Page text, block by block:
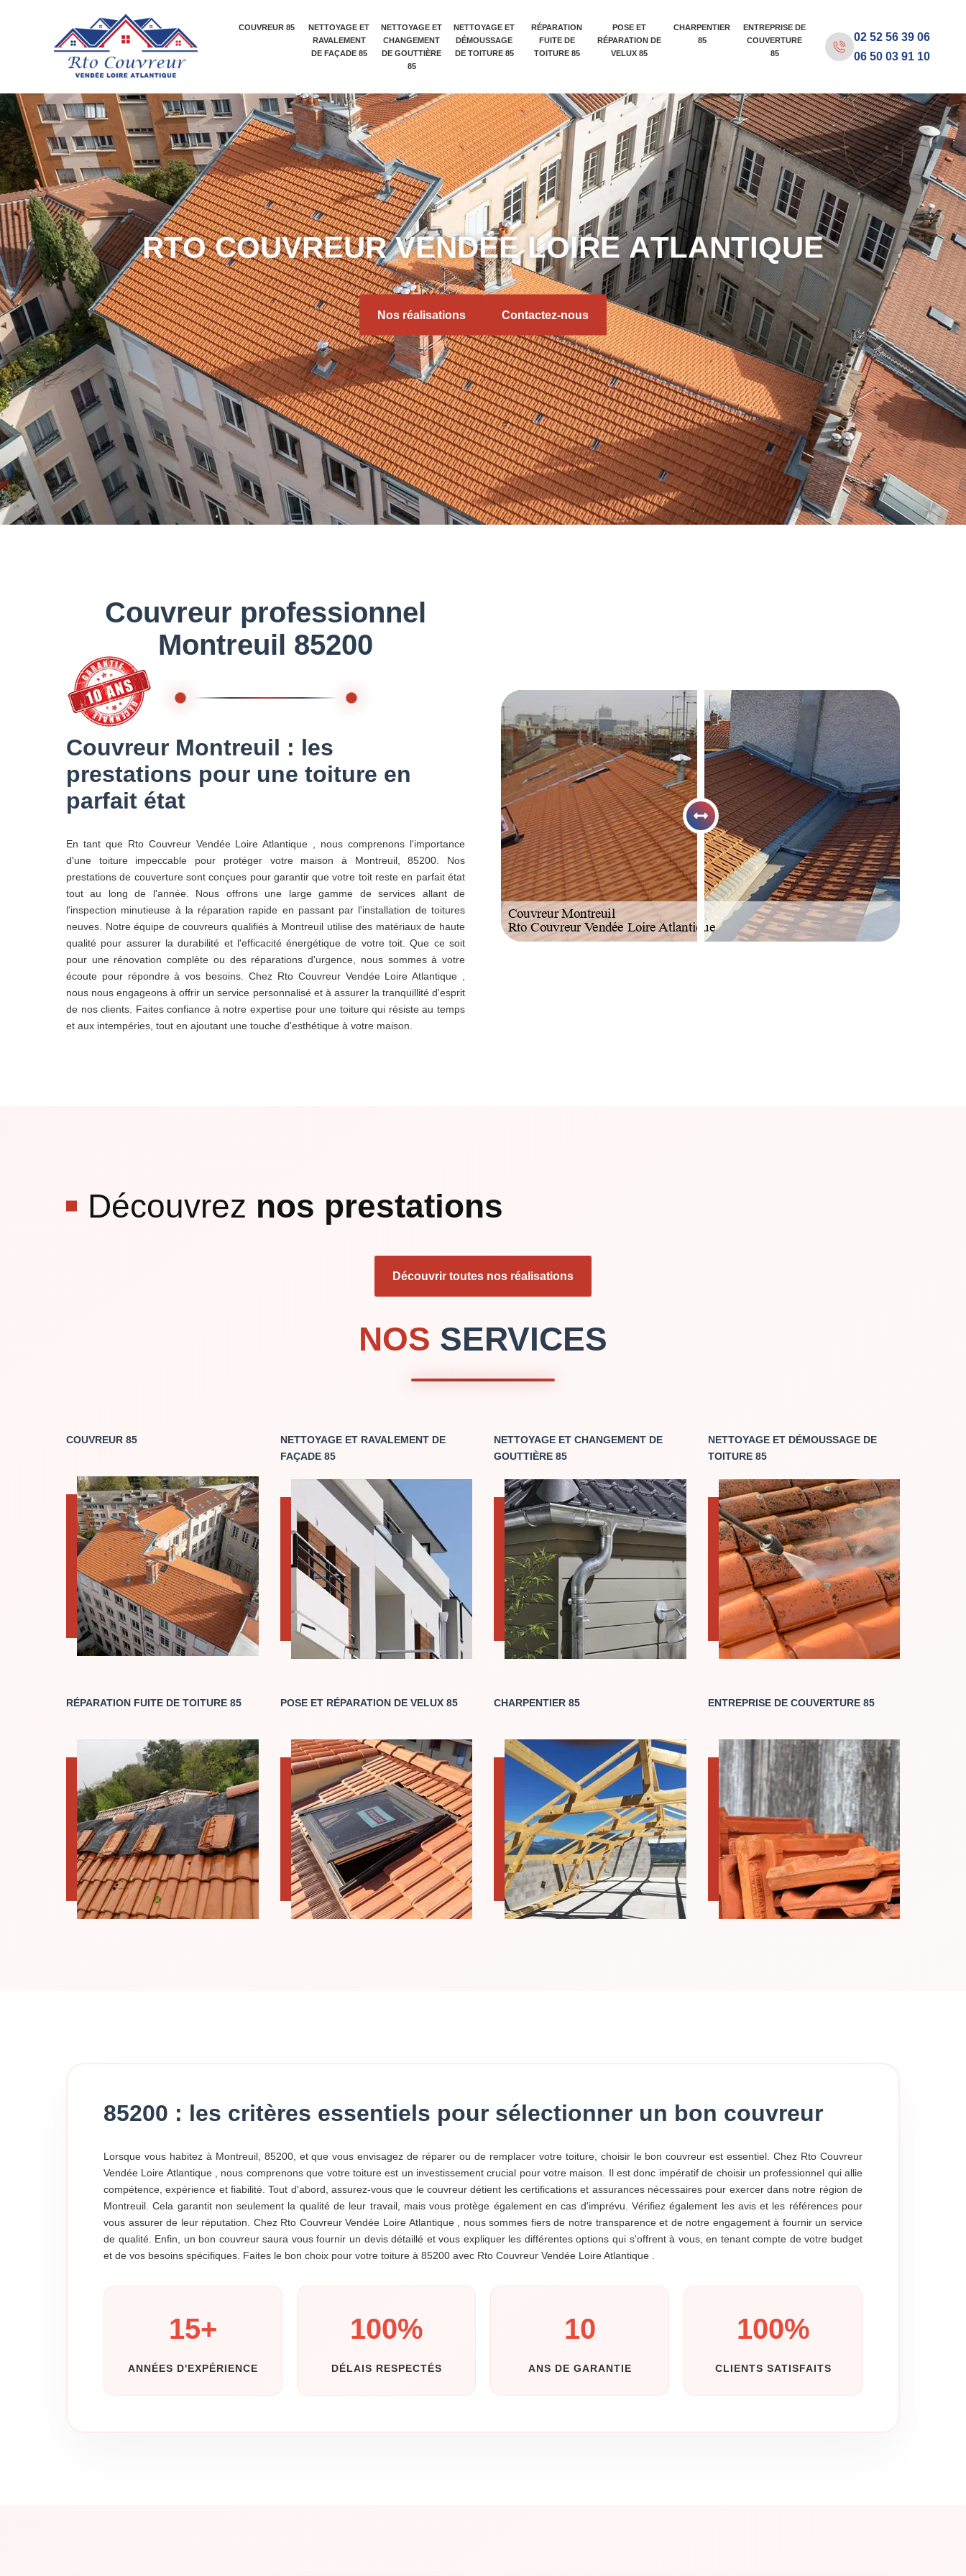
COUVREUR 85
NETTOYAGE ET
RAVALEMENT
DE FAÇADE 85
NETTOYAGE ET
CHANGEMENT
DE GOUTTIÈRE
85
NETTOYAGE ET
DÉMOUSSAGE
DE TOITURE 85
RÉPARATION
FUITE DE
TOITURE 85
POSE ET
RÉPARATION DE
VELUX 85
CHARPENTIER
85
ENTREPRISE DE
COUVERTURE
85
02 52 56 39 06
06 50 03 91 10
RTO COUVREUR VENDÉE LOIRE ATLANTIQUE
Nos réalisations Contactez-nous
Couvreur professionnel
Montreuil 85200
Couvreur Montreuil : les
prestations pour une toiture en
parfait état
En tant que Rto Couvreur Vendée Loire Atlantique , nous comprenons l'importance
d'une toiture impeccable pour protéger votre maison à Montreuil, 85200. Nos
prestations de couverture sont conçues pour garantir que votre toit reste en parfait état
tout au long de l'année. Nous offrons une large gamme de services allant de
l'inspection minutieuse à la réparation rapide en passant par l'installation de toitures
neuves. Notre équipe de couvreurs qualifiés à Montreuil utilise des matériaux de haute
qualité pour assurer la durabilité et l'efficacité énergétique de votre toit. Que ce soit
pour une rénovation complète ou des réparations d'urgence, nous sommes à votre
écoute pour répondre à vos besoins. Chez Rto Couvreur Vendée Loire Atlantique ,
nous nous engageons à offrir un service personnalisé et à assurer la tranquillité d'esprit
de nos clients. Faites confiance à notre expertise pour une toiture qui résiste au temps
et aux intempéries, tout en ajoutant une touche d'esthétique à votre maison.
Découvrez nos prestations
Découvrir toutes nos réalisations
NOS SERVICES
COUVREUR 85
NETTOYAGE ET RAVALEMENT DE
FAÇADE 85
NETTOYAGE ET CHANGEMENT DE
GOUTTIÈRE 85
NETTOYAGE ET DÉMOUSSAGE DE
TOITURE 85
RÉPARATION FUITE DE TOITURE 85 POSE ET RÉPARATION DE VELUX 85 CHARPENTIER 85 ENTREPRISE DE COUVERTURE 85
85200 : les critères essentiels pour sélectionner un bon couvreur
Lorsque vous habitez à Montreuil, 85200, et que vous envisagez de réparer ou de remplacer votre toiture, choisir le bon couvreur est essentiel. Chez Rto Couvreur
Vendée Loire Atlantique , nous comprenons que votre toiture est un investissement crucial pour votre maison. Il est donc impératif de choisir un professionnel qui allie
compétence, expérience et fiabilité. Tout d'abord, assurez-vous que le couvreur détient les certifications et assurances nécessaires pour exercer dans notre région de
Montreuil. Cela garantit non seulement la qualité de leur travail, mais vous protège également en cas d'imprévu. Vérifiez également les avis et les références pour
vous assurer de leur réputation. Chez Rto Couvreur Vendée Loire Atlantique , nous sommes fiers de notre transparence et de notre engagement à fournir un service
de qualité. Enfin, un bon couvreur saura vous fournir un devis détaillé et vous expliquer les différentes options qui s'offrent à vous, en tenant compte de votre budget
et de vos besoins spécifiques. Faites le bon choix pour votre toiture à 85200 avec Rto Couvreur Vendée Loire Atlantique .
15+
ANNÉES D'EXPÉRIENCE
100%
DÉLAIS RESPECTÉS
10
ANS DE GARANTIE
100%
CLIENTS SATISFAITS